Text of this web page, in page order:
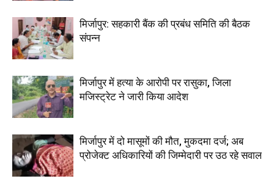
मिर्जापुर: सहकारी बैंक की प्रबंध समिति की बैठक
संपन्न
मिर्जापुर में हत्या के आरोपी पर रासुका, जिला
मजिस्ट्रेट ने जारी किया आदेश
मिर्जापुर में दो मासूमों की मौत, मुकदमा दर्ज; अब
प्रोजेक्ट अधिकारियों की जिम्मेदारी पर उठ रहे सवाल